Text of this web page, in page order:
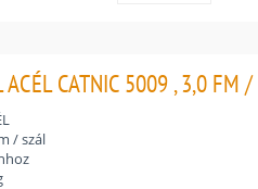
ACÉL CATNIC 5009 , 3,0
/ szál